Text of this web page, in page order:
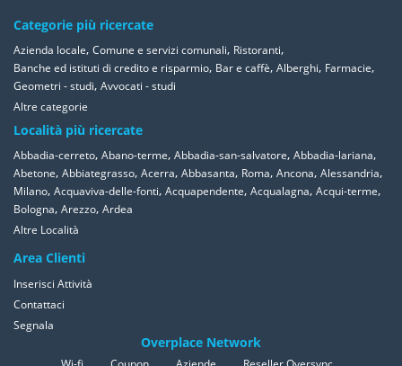
Categorie più ricercate
Azienda locale, Comune e servizi comunali, Ristoranti,
Banche ed istituti di credito e risparmio, Bar e caffè, Alberghi, Farmacie,
Geometri - studi, Avvocati - studi
Altre categorie
Località più ricercate
Abbadia-cerreto, Abano-terme, Abbadia-san-salvatore, Abbadia-lariana,
Abetone, Abbiategrasso, Acerra, Abbasanta, Roma, Ancona, Alessandria,
Milano, Acquaviva-delle-fonti, Acquapendente, Acqualagna, Acqui-terme,
Bologna, Arezzo, Ardea
Altre Località
Area Clienti
Inserisci Attività
Contattaci
Segnala
Overplace Network